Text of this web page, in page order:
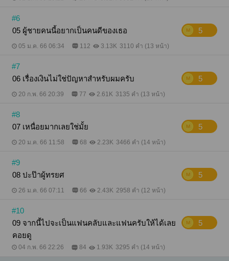
#6
05 ผู้ชายคนนี้อยากเป็นคนดีของเธอ
5
05 ม.ค. 66 06:34 112 3.13K 3110 คำ (13 หน้า)
#7
06 เรื่องเงินไม่ใช่ปัญหาสำหรับผมครับ
5
20 ก.พ. 66 20:39 77 2.61K 3135 คำ (13 หน้า)
#8
07 เหนื่อยมากเลยใช่มั้ย
5
20 ม.ค. 66 11:58 68 2.23K 3466 คำ (14 หน้า)
#9
08 ปะป๊าผู้ทรยศ
5
26 ม.ค. 66 07:11 66 2.43K 2958 คำ (12 หน้า)
#10
09 จากนี้ไปจะเป็นแฟนคลับและแฟนครับให้ได้เลย
คอยดู
5
04 ก.พ. 66 22:26 84 1.93K 3295 คำ (14 หน้า)